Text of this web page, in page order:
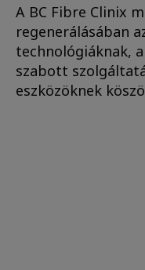
A BC Fibre Clinix
regenerálásában
technológiáknak,
szabott
eszközöknek